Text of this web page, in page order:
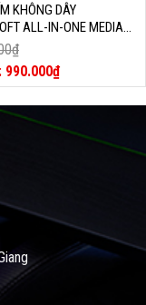
KHÔNG DÂY
ALL-IN-ONE MEDIA
₫
990.000₫